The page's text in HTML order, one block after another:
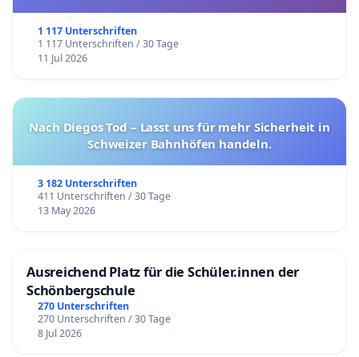
1 117 Unterschriften
1 117 Unterschriften / 30 Tage
11 Jul 2026
Nach Diegos Tod – Lasst uns für mehr Sicherheit in
Schweizer Bahnhöfen handeln.
3 182 Unterschriften
411 Unterschriften / 30 Tage
13 May 2026
Ausreichend Platz für die Schüler.innen der
Schönbergschule
270 Unterschriften
270 Unterschriften / 30 Tage
8 Jul 2026